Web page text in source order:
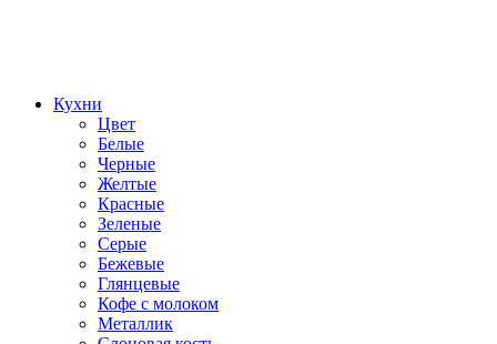
Кухни
Цвет
Белые
Черные
Желтые
Красные
Зеленые
Серые
Бежевые
Глянцевые
Кофе с молоком
Металлик